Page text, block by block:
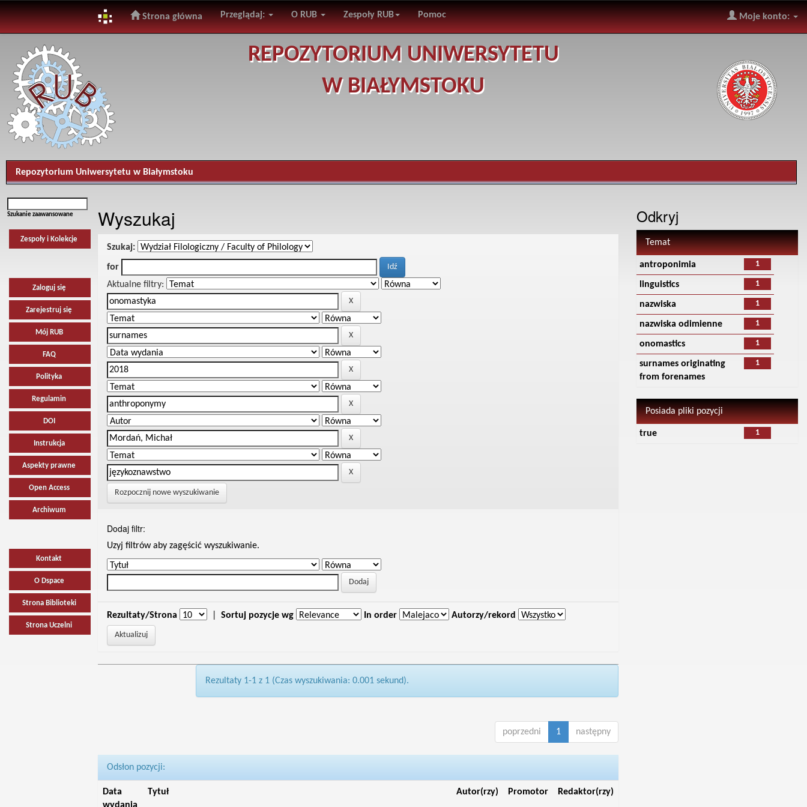
navigation
Strona główna Przeglądaj: O RUB Zespoły RUB Pomoc Moje konto:
REPOZYTORIUM UNIWERSYTETU
W BIAŁYMSTOKU
Repozytorium Uniwersytetu w Białymstoku
Szukanie zaawansowane
Zespoły i Kolekcje
Zaloguj się
Zarejestruj się
Mój RUB
FAQ
Polityka
Regulamin
DOI
Instrukcja
Aspekty prawne
Open Access
Archiwum
Kontakt
O Dspace
Strona Biblioteki
Strona Uczelni
Wyszukaj
Szukaj:
for
Aktualne filtry:
Rozpocznij nowe wyszukiwanie
Dodaj filtr:
Uzyj filtrów aby zagęścić wyszukiwanie.
Rezultaty/Strona Sortuj pozycje wg In order Autorzy/rekord
Rezultaty 1-1 z 1 (Czas wyszukiwania: 0.001 sekund).
poprzedni 1 następny
Odsłon pozycji:
Data
Tytuł Autor(rzy) Promotor Redaktor(rzy)
Odkryj
Temat
1
antroponimia
1
linguistics
1
nazwiska
1
nazwiska odimienne
1
onomastics
1
surnames originating
from forenames
Posiada pliki pozycji
1
true